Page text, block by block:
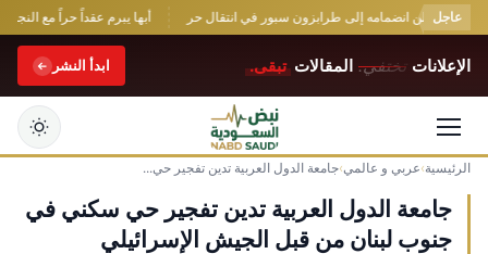
عاجل
يعلن انضمامه إلى طرابزون سبور في انتقال حر أبها يبرم عقداً حراً مع النجم
الإعلانات تختفي. المقالات تبقى. ابدأ النشر
التجاوز
إلى
المحتوى
الرئيسية›عربي و عالمي›جامعة الدول العربية تدين تفجير حي...
جامعة الدول العربية تدين تفجير حي سكني في
جنوب لبنان من قبل الجيش الإسرائيلي